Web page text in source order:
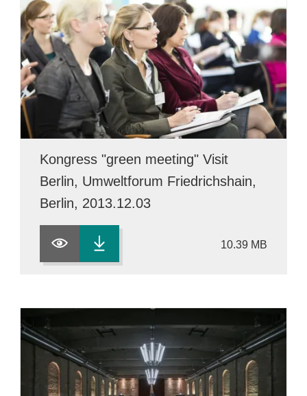
Kongress "green meeting" Visit
Berlin, Umweltforum Friedrichshain,
Berlin, 2013.12.03
10.39 MB